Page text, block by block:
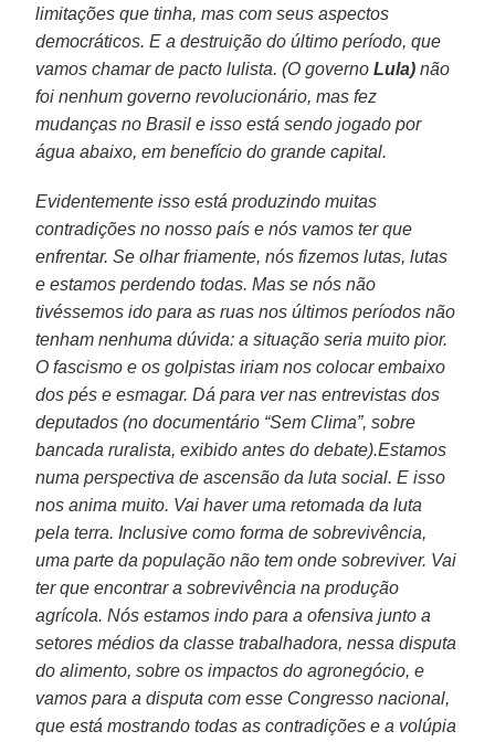
limitações que tinha, mas com seus aspectos
democráticos. E a destruição do último período, que
vamos chamar de pacto lulista. (O governoLula) não
foi nenhum governo revolucionário, mas fez
mudanças no Brasil e isso está sendo jogado por
água abaixo, em benefício do grande capital.
Evidentemente isso está produzindo muitas
contradições no nosso país e nós vamos ter que
enfrentar. Se olhar friamente, nós fizemos lutas, lutas
e estamos perdendo todas. Mas se nós não
tivéssemos ido para as ruas nos últimos períodos não
tenham nenhuma dúvida: a situação seria muito pior.
O fascismo e os golpistas iriam nos colocar embaixo
dos pés e esmagar. Dá para ver nas entrevistas dos
deputados (no documentário “Sem Clima”, sobre
bancada ruralista, exibido antes do debate).Estamos
numa perspectiva de ascensão da luta social. E isso
nos anima muito. Vai haver uma retomada da luta
pela terra. Inclusive como forma de sobrevivência,
uma parte da população não tem onde sobreviver. Vai
ter que encontrar a sobrevivência na produção
agrícola. Nós estamos indo para a ofensiva junto a
setores médios da classe trabalhadora, nessa disputa
do alimento, sobre os impactos do agronegócio, e
vamos para a disputa com esse Congresso nacional,
que está mostrando todas as contradições e a volúpia